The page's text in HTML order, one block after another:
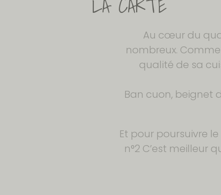
Au cœur du
nombreux.
qualité de sa
Ban cuon, beignet
Et pour poursuivre
n°2 C’est meilleur